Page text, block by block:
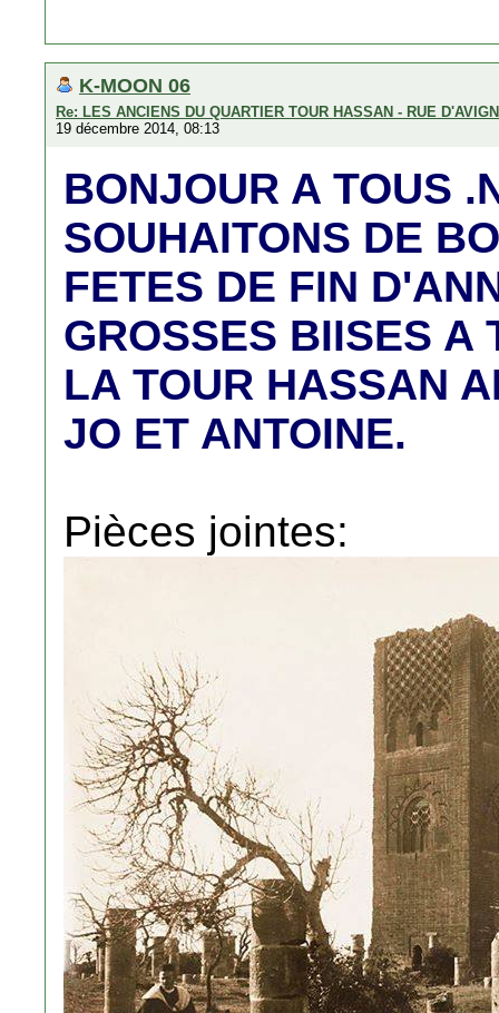
K-MOON 06
Re: LES ANCIENS DU QUARTIER TOUR HASSAN - RUE
19 décembre 2014, 08:13
BONJOUR A TOUS
SOUHAITONS DE
FETES DE FIN
GROSSES BIISES A
LA TOUR HASSAN
JO ET ANTOINE.
Pièces jointes: